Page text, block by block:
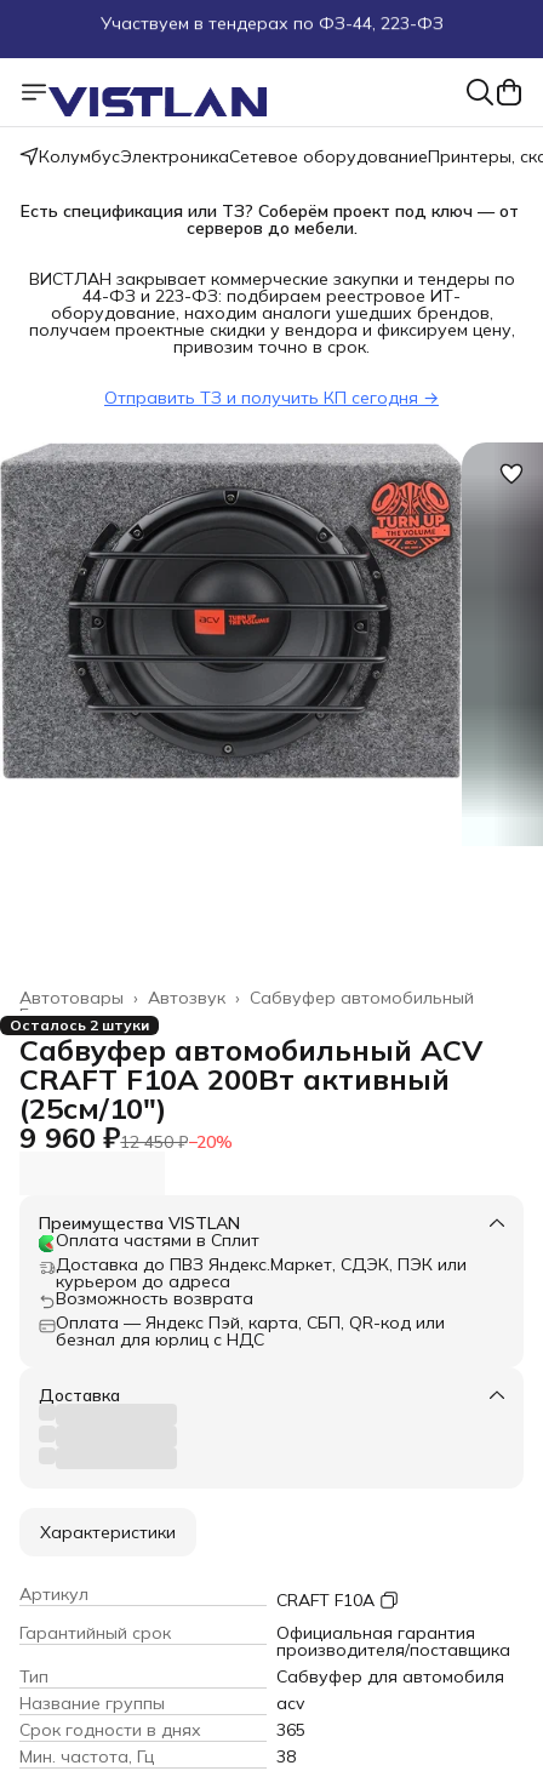
Пуско-наладочные работы
Пришлите запрос на e-mail или в чат
Более 100 000 позиций в наличии и под заказ
КолумбусЭлектроникаСетевое оборудованиеПринтеры,
Есть спецификация или ТЗ? Соберём проект под ключ — от
серверов до мебели.
ВИСТЛАН закрывает коммерческие закупки и тендеры по
44-ФЗ и 223-ФЗ: подбираем реестровое ИТ-
оборудование, находим аналоги ушедших брендов,
получаем проектные скидки у вендора и фиксируем цену,
привозим точно в срок.
Отправить ТЗ и получить КП сегодня →
Сабвуфер автомобильный
Автозвук ›
Автотовары ›
Главная ›
Осталось 2 штуки
Сабвуфер автомобильный ACV
CRAFT F10A 200Вт активный
(25см/10")
9 960 ₽12 450 ₽−20%
Преимущества VISTLAN
Оплата частями в Сплит
Доставка до ПВЗ Яндекс.Маркет, СДЭК, ПЭК или
курьером до адреса
Возможность возврата
Оплата — Яндекс Пэй, карта, СБП, QR-код или
безнал для юрлиц с НДС
Доставка
Характеристики
Артикул
CRAFT F10A
Гарантийный срок
Официальная гарантия
производителя/поставщика
Тип
Сабвуфер для автомобиля
Название группы
acv
Срок годности в днях
365
Мин. частота, Гц
38